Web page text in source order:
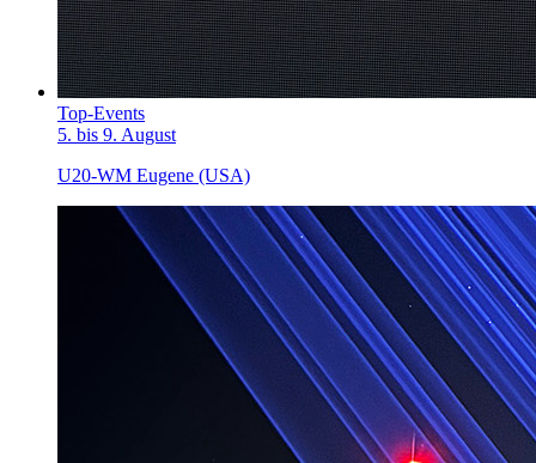
Top-Events
5. bis 9. August
U20-WM Eugene (USA)